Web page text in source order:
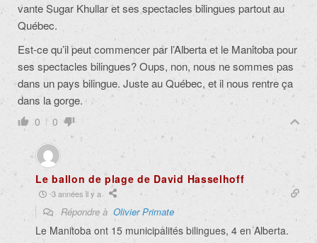
vante Sugar Khullar et ses spectacles bilingues partout au
Québec.
Est-ce qu’il peut commencer par l’Alberta et le Manitoba pour
ses spectacles bilingues? Oups, non, nous ne sommes pas
dans un pays bilingue. Juste au Québec, et il nous rentre ça
dans la gorge.
0 0
Le ballon de plage de David Hasselhoff
3 années il y a
Répondre à Olivier Primate
Le Manitoba ont 15 municipalités bilingues, 4 en Alberta.